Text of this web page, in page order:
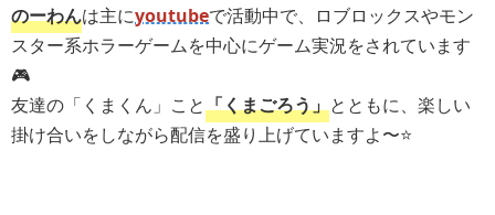
のーわんは主にyoutubeで活動中で、ロブロックスやモン
スター系ホラーゲームを中心にゲーム実況をされています
🎮
友達の「くまくん」こと「くまごろう」とともに、楽しい
掛け合いをしながら配信を盛り上げていますよ〜⭐️